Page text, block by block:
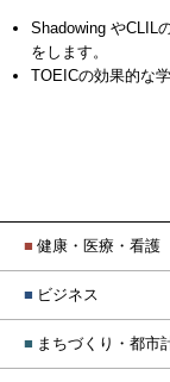
Shadowing やCLIL
をします。
TOEICの効果的な
■ 健康・医療・看護
■ ビジネス
■ まちづくり・都市